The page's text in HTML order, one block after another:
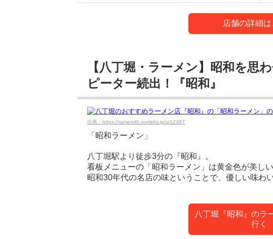
店舗の詳細は
【八丁堀・ラーメン】昭和を思
ピーター続出！『昭和』
出典：https://ramendb.supleks.jp/s/12387
「昭和ラーメン」
八丁堀駅より徒歩3分の『昭和』。
看板メニューの「昭和ラーメン」は黄金色が美し
昭和30年代の名店の味ということで、優しい味わ
八丁堀『昭和』のラ
行く